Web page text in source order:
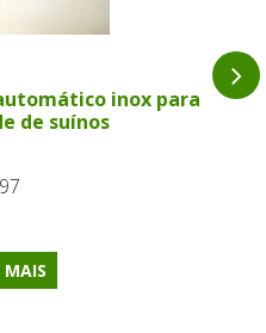
inox para
de suínos
MAIS